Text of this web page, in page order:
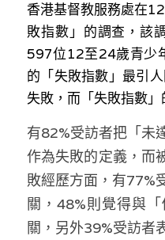
真相直擊
極端暴恐實錄
黃萬成專欄
招國偉專欄
高松傑專欄
馮煒光專欄
趙處機專欄
KOL 精選
支聯會案
35+顛覆案
親子
花生仔漫畫週記
投稿熱線
商戶合作
支持讚助
條款及細則
關於我們
繁體中文
繁體中文
English
香港基督教服務處在
敗指數」的調查，該
597位12至24歲青少
的「失敗指數」最引
失敗，而「失敗指數
有82%受訪者把「未
作為失敗的定義，而
敗經歷方面，有77%
關，48%則覺得與
關，另外39%受訪者